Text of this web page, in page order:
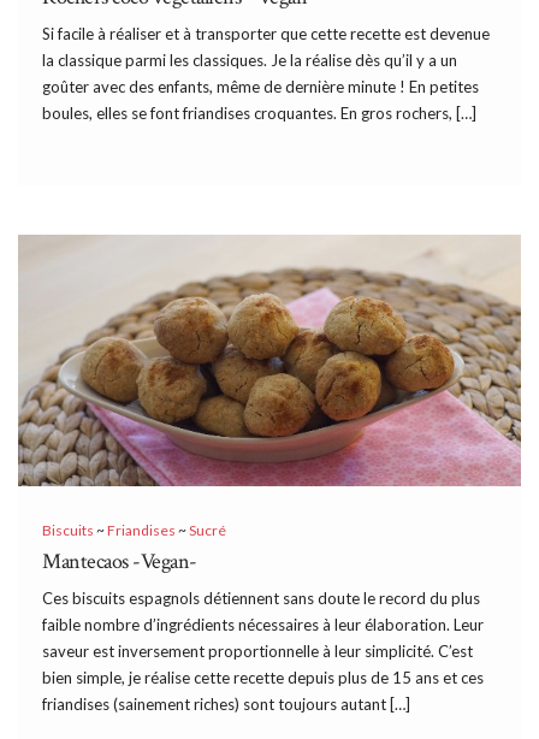
Si facile à réaliser et à transporter que cette recette est devenue
la classique parmi les classiques. Je la réalise dès qu’il y a un
goûter avec des enfants, même de dernière minute ! En petites
boules, elles se font friandises croquantes. En gros rochers, […]
Biscuits ~Friandises ~Sucré
Mantecaos -Vegan-
Ces biscuits espagnols détiennent sans doute le record du plus
faible nombre d’ingrédients nécessaires à leur élaboration. Leur
saveur est inversement proportionnelle à leur simplicité. C’est
bien simple, je réalise cette recette depuis plus de 15 ans et ces
friandises (sainement riches) sont toujours autant […]